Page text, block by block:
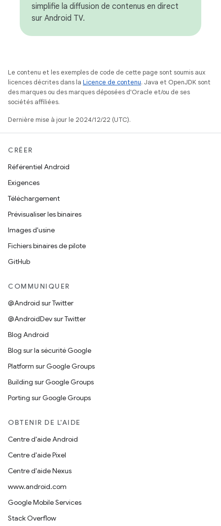
simplifie la diffusion de contenus en direct
sur Android TV.
Le contenu et les exemples de code de cette page sont soumis aux
licences décrites dans la Licence de contenu. Java et OpenJDK sont
des marques ou des marques déposées d'Oracle et/ou de ses
sociétés affiliées.
Dernière mise à jour le 2024/12/22 (UTC).
CRÉER
Référentiel Android
Exigences
Téléchargement
Prévisualiser les binaires
Images d'usine
Fichiers binaires de pilote
GitHub
COMMUNIQUER
@Android sur Twitter
@AndroidDev sur Twitter
Blog Android
Blog sur la sécurité Google
Platform sur Google Groups
Building sur Google Groups
Porting sur Google Groups
OBTENIR DE L'AIDE
Centre d'aide Android
Centre d'aide Pixel
Centre d'aide Nexus
www.android.com
Google Mobile Services
Stack Overflow